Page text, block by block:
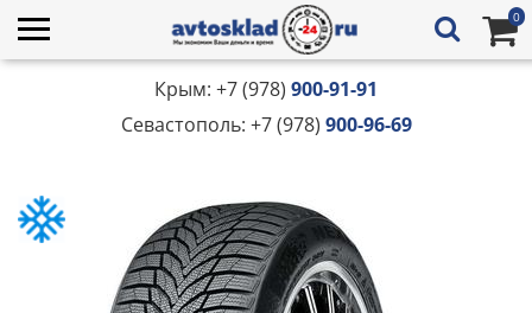
0
Крым: +7 (978) 900-91-91
Севастополь: +7 (978) 900-96-69